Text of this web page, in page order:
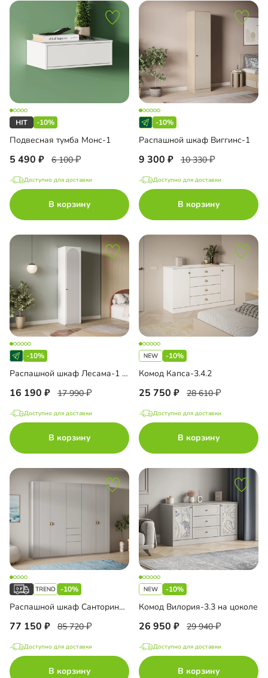
-10%
Подвесная тумба Монс-1
5 490 6 100
Доступно для доставки
В корзину
-10%
Распашной шкаф Виггинс-1
9 300 10 330
Доступно для доставки
В корзину
-10%
Распашной шкаф Лесама-1 Декор 1
16 190 17 990
Доступно для доставки
В корзину
-10%
Комод Капса-3.4.2
25 750 28 610
Доступно для доставки
В корзину
-10%
Распашной шкаф Санторини-5 Лайф
77 150 85 720
Доступно для доставки
В корзину
-10%
Комод Вилория-3.3 на цоколе
26 950 29 940
Доступно для доставки
В корзину